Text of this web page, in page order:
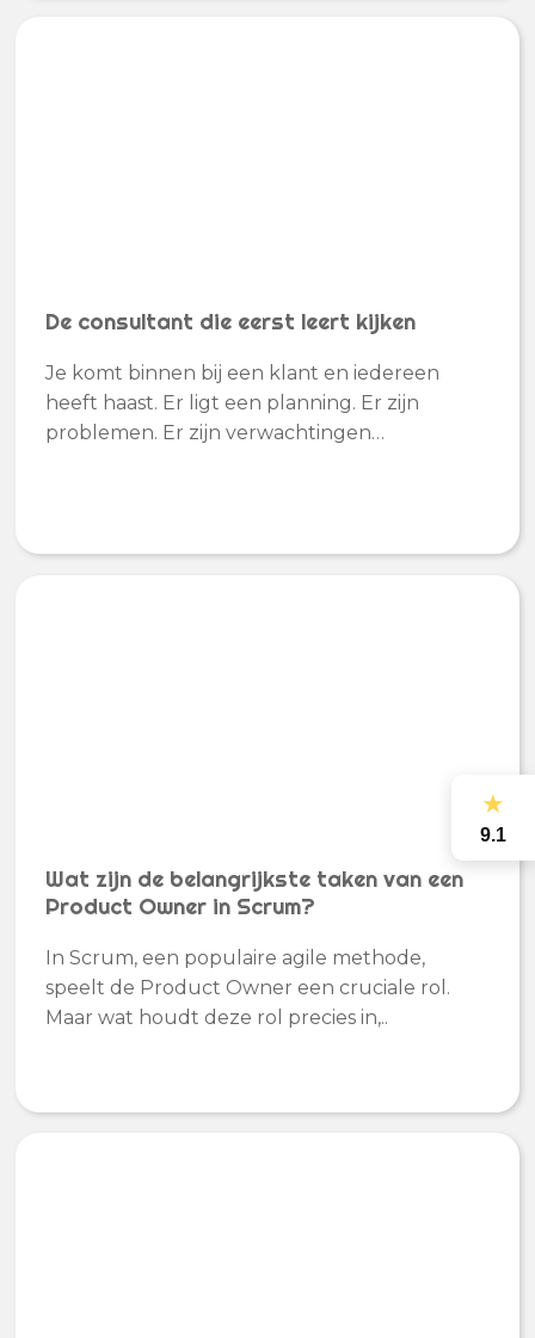
De consultant die eerst leert kijken
Je komt binnen bij een klant en iedereen
heeft haast. Er ligt een planning. Er zijn
problemen. Er zijn verwachtingen…
Wat zijn de belangrijkste taken van een
Product Owner in Scrum?
In Scrum, een populaire agile methode,
speelt de Product Owner een cruciale rol.
Maar wat houdt deze rol precies in,..
★
9.1